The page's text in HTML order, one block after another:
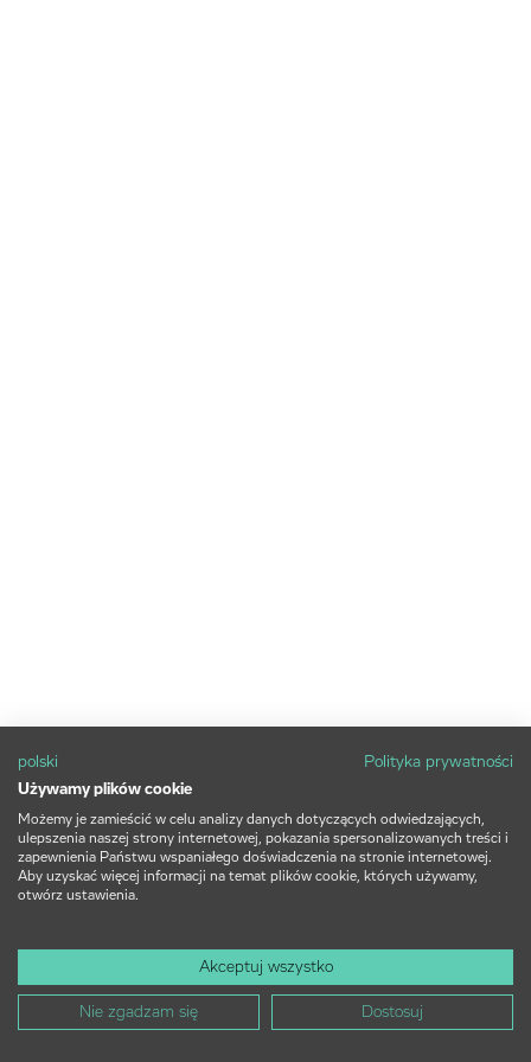
polski
Polityka prywatności
Używamy plików cookie
Możemy je zamieścić w celu analizy danych dotyczących odwiedzających,
ulepszenia naszej strony internetowej, pokazania spersonalizowanych treści i
zapewnienia Państwu wspaniałego doświadczenia na stronie internetowej.
Aby uzyskać więcej informacji na temat plików cookie, których używamy,
otwórz ustawienia.
Akceptuj wszystko
Nie zgadzam się Dostosuj